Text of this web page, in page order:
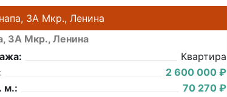
3А Мкр., Ленина
3А Мкр., Ленина
Квартира
2 600 000 ₽
м.:
70 270 ₽